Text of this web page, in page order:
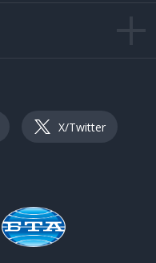
X/Twitter